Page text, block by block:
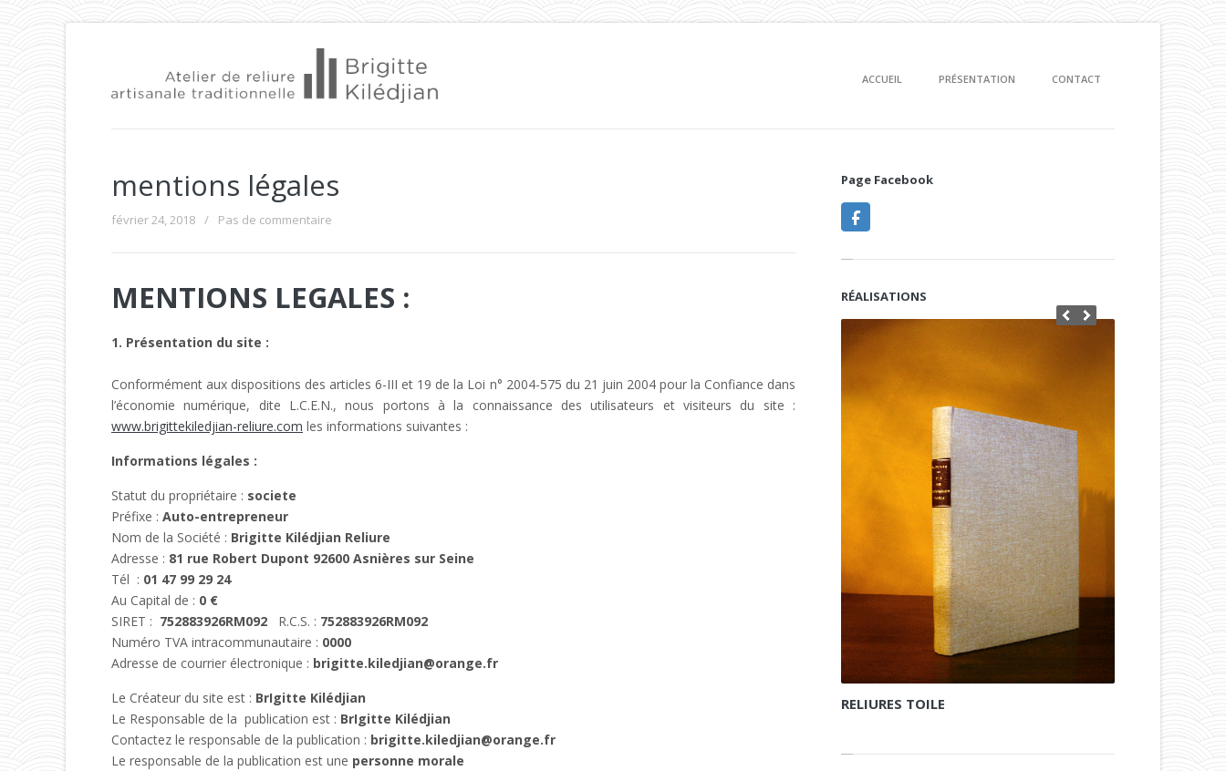
ACCUEIL PRÉSENTATION CONTACT
mentions légales
février 24, 2018 / Pas de commentaire
MENTIONS LEGALES :
1. Présentation du site :
Conformément aux dispositions des articles 6-III et 19 de la Loi n° 2004-575 du 21 juin 2004 pour la Confiance dans
l’économie numérique, dite L.C.E.N., nous portons à la connaissance des utilisateurs et visiteurs du site :
www.brigittekiledjian-reliure.com les informations suivantes :
Informations légales :
Statut du propriétaire : societe
Préfixe : Auto-entrepreneur
Nom de la Société : Brigitte Kilédjian Reliure
Adresse : 81 rue Robert Dupont 92600 Asnières sur Seine
Tél : 01 47 99 29 24
Au Capital de : 0 €
SIRET : 752883926RM092 R.C.S. : 752883926RM092
Numéro TVA intracommunautaire : 0000
Adresse de courrier électronique : brigitte.kiledjian@orange.fr
Le Créateur du site est : BrIgitte Kilédjian
Le Responsable de la publication est : BrIgitte Kilédjian
Contactez le responsable de la publication : brigitte.kiledjian@orange.fr
Le responsable de la publication est une personne morale
Page Facebook
RÉALISATIONS
RELIURES TOILE Demi et plein